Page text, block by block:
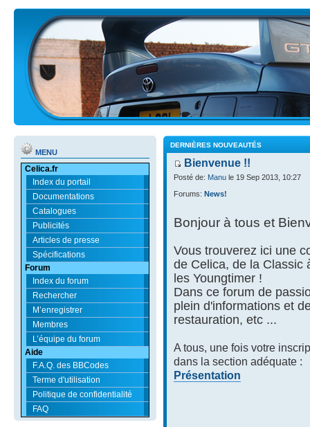
MENU
Celica.fr
Index du portail
Documentations
Catalogues
Publicités
Articles de presse
Spécifications
Forum
Index du forum
Rechercher
M’enregistrer
Membres
L’équipe du forum
Aide
F.A.Q. des BBCodes
Terme d'utilisation
Politique de confidentialité
FAQ
DERNIÈRES NOUVEAUTÉS
Bienvenue !!
Posté de: Manu le 19 Sep 2013, 10:27
Forums: News!
Bonjour à tous et
Vous trouverez ici une
de Celica, de la Classic
les Youngtimer !
Dans ce forum de
plein d'informations et
restauration, etc ...
A tous, une fois votre
dans la section adéquate :
Présentation